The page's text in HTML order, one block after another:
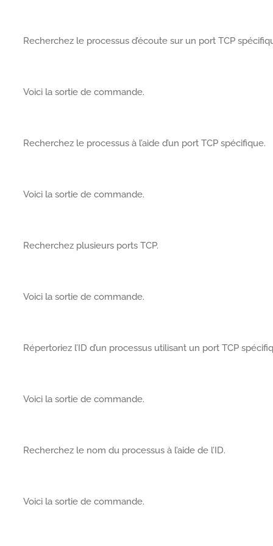
Recherchez le processus d’écoute sur un port TCP
Voici la sortie de commande.
Recherchez le processus à l’aide d’un port TCP spécifique.
Voici la sortie de commande.
Recherchez plusieurs ports TCP.
Voici la sortie de commande.
Répertoriez l’ID d’un processus utilisant un port TCP
Voici la sortie de commande.
Recherchez le nom du processus à l’aide de l’ID.
Voici la sortie de commande.